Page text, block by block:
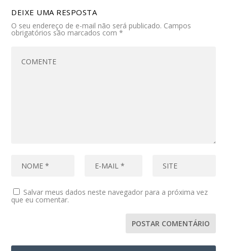
DEIXE UMA RESPOSTA
O seu endereço de e-mail não será publicado. Campos
obrigatórios são marcados com*
Salvar meus dados neste navegador para a próxima vez
que eu comentar.